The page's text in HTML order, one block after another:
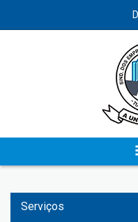
O Sindicato dos bancários
os associados. Os
realizar seu cadastro para
diversos
Serviços